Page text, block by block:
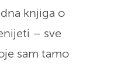
knjiga o
– sve
sam tamo